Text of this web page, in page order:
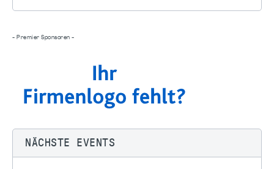
- Premier Sponsoren -
NÄCHSTE EVENTS